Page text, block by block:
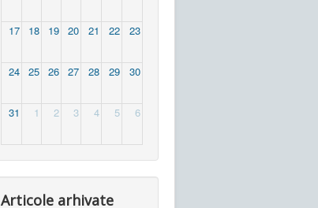
17 18 19 20 21 22 23
24 25 26 27 28 29 30
31 1 2 3 4 5 6
Articole arhivate